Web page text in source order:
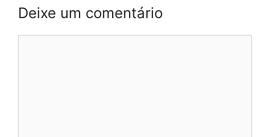
Deixe um comentário